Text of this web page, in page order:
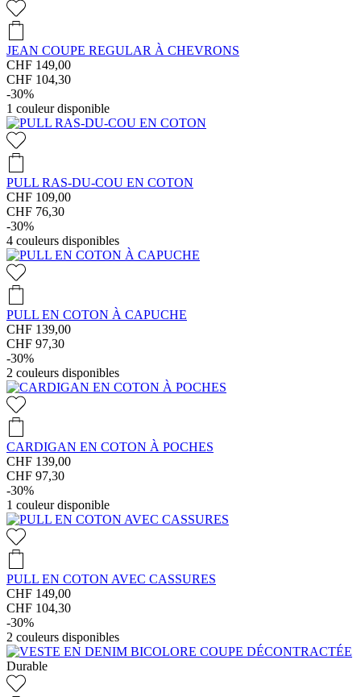
JEAN COUPE REGULAR À CHEVRONS
CHF 149,00
CHF 104,30
-30%
1 couleur disponible
PULL RAS-DU-COU EN COTON
CHF 109,00
CHF 76,30
-30%
4 couleurs disponibles
PULL EN COTON À CAPUCHE
CHF 139,00
CHF 97,30
-30%
2 couleurs disponibles
CARDIGAN EN COTON À POCHES
CHF 139,00
CHF 97,30
-30%
1 couleur disponible
PULL EN COTON AVEC CASSURES
CHF 149,00
CHF 104,30
-30%
2 couleurs disponibles
Durable